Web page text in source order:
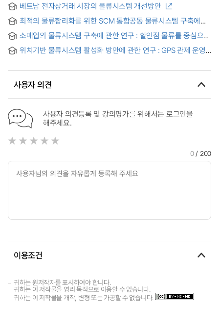
System to Improve the Recycling Rate of Food Waste
베트남 전자상거래 시장의 물류시스템 개선방안
최적의 물류합리화를 위한 SCM 통합공동 물류시스템 구축에
소매업의 물류시스템 구축에 관한 연구 : 할인점 물류를 중심으로
: focuses on Discount Store Logistics
위치기반 물류시스템 활성화 방안에 관한 연구 : GPS 관제 운영
사용자 의견
사용자 의견등록 및 강의평가를 위해서는 로그인을
해주세요.
0/ 200
이용조건
귀하는 원저작자를 표시하여야 합니다.
귀하는 이 저작물을 영리 목적으로 이용할 수 없습니다.
귀하는 이 저작물을 개작, 변형 또는 가공할 수 없습니다.